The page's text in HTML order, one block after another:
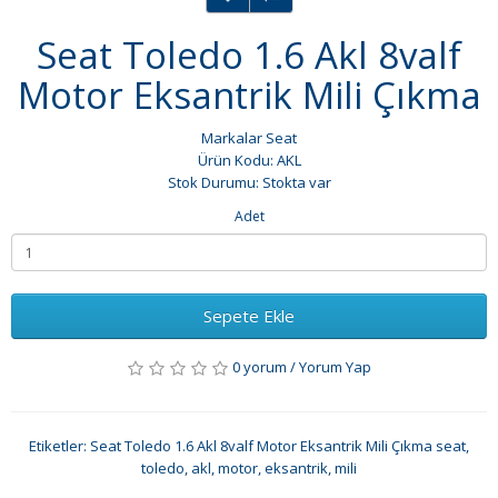
Seat Toledo 1.6 Akl 8valf
Motor Eksantrik Mili Çıkma
Markalar Seat
Ürün Kodu: AKL
Stok Durumu: Stokta var
Adet
Sepete Ekle
0 yorum /Yorum Yap
Etiketler: Seat Toledo 1.6 Akl 8valf Motor Eksantrik Mili Çıkma seat,
toledo, akl,motor,eksantrik,mili